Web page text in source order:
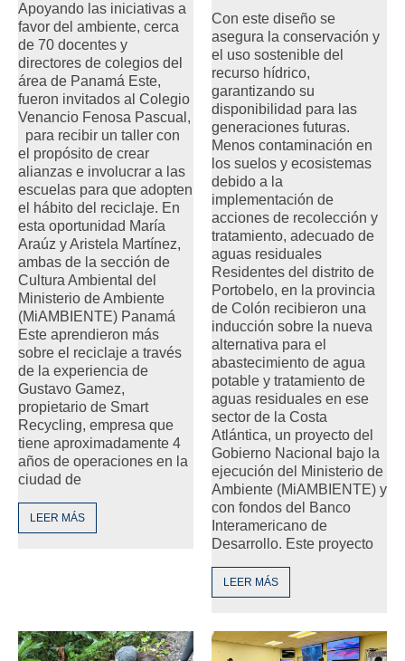
Apoyando las iniciativas a
favor del ambiente, cerca
de 70 docentes y
directores de colegios del
área de Panamá Este,
fueron invitados al Colegio
Venancio Fenosa Pascual,
para recibir un taller con
el propósito de crear
alianzas e involucrar a las
escuelas para que adopten
el hábito del reciclaje. En
esta oportunidad María
Araúz y Aristela Martínez,
ambas de la sección de
Cultura Ambiental del
Ministerio de Ambiente
(MiAMBIENTE) Panamá
Este aprendieron más
sobre el reciclaje a través
de la experiencia de
Gustavo Gamez,
propietario de Smart
Recycling, empresa que
tiene aproximadamente 4
años de operaciones en la
ciudad de
LEER MÁS
Con este diseño se
asegura la conservación y
el uso sostenible del
recurso hídrico,
garantizando su
disponibilidad para las
generaciones futuras.
Menos contaminación en
los suelos y ecosistemas
debido a la
implementación de
acciones de recolección y
tratamiento, adecuado de
aguas residuales
Residentes del distrito de
Portobelo, en la provincia
de Colón recibieron una
inducción sobre la nueva
alternativa para el
abastecimiento de agua
potable y tratamiento de
aguas residuales en ese
sector de la Costa
Atlántica, un proyecto del
Gobierno Nacional bajo la
ejecución del Ministerio de
Ambiente (MiAMBIENTE) y
con fondos del Banco
Interamericano de
Desarrollo. Este proyecto
LEER MÁS